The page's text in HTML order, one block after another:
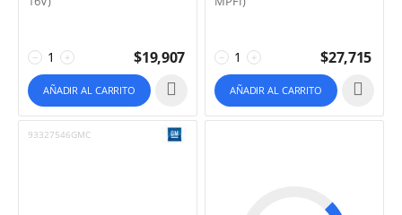
+
− $19,907
AÑADIR AL CARRITO
+
− $27,715
AÑADIR AL CARRITO
93327546GMC